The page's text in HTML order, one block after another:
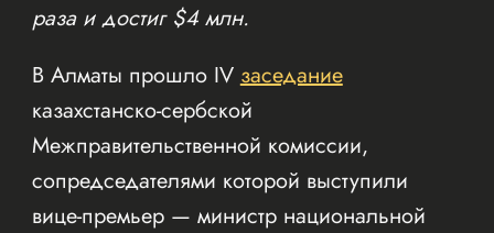
раза и достиг $4 млн.
В Алматы прошло IVзаседание
казахстанско-сербской
Межправительственной комиссии,
сопредседателями которой выступили
вице-премьер — министр национальной